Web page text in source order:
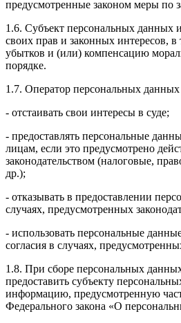
предусмотренные законом меры по
1.6. Субъект персональных данных
своих прав и законных интересов,
убытков и (или) компенсацию
порядке.
1.7. Оператор персональных данных
- отстаивать свои интересы в суде;
- предоставлять персональные
лицам, если это предусмотрено
законодательством (налоговые,
др.);
- отказывать в предоставлении
случаях, предусмотренных
- использовать персональные
согласия в случаях,
1.8. При сборе персональных
предоставить субъекту
информацию, предусмотренную
Федерального закона «О